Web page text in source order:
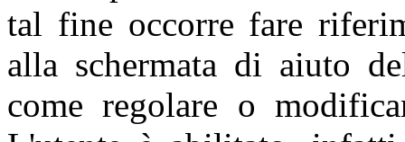
tal fine occorre fare
alla schermata di aiuto
come regolare o